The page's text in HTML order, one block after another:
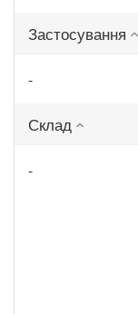
Застосування
-
Склад
-